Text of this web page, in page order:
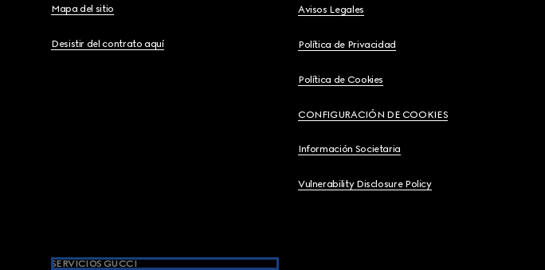
Mapa del sitio
Desistir del contrato aquí
Avisos Legales
Política de Privacidad
Política de Cookies
CONFIGURACIÓN DE COOKIES
Información Societaria
Vulnerability Disclosure Policy
SERVICIOS GUCCI